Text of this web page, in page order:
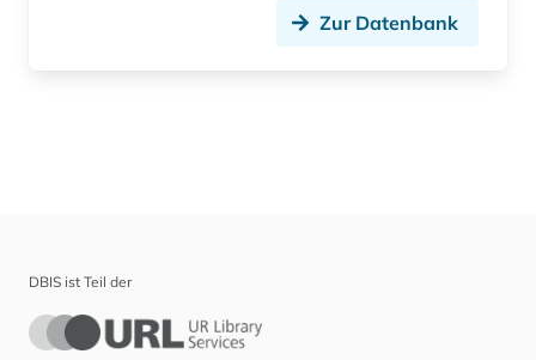
Zur Datenbank
DBIS ist Teil der